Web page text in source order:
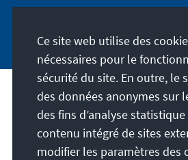
Adresse
Contact
Ce site web utilise des
nécessaires pour le
sécurité du site. En outre, le
des données anonymes sur
des fins d’analyse
contenu intégré de sites
modifier les paramètres des